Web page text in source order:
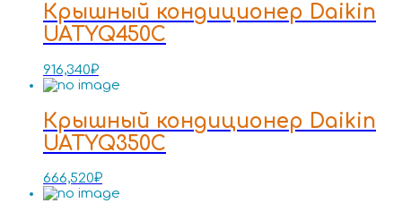
Крышный кондиционер Daikin
UATYQ450C
916,340₽
Крышный кондиционер Daikin
UATYQ350C
666,520₽